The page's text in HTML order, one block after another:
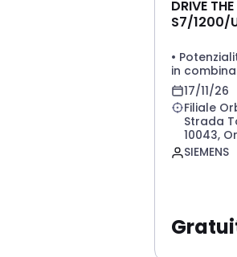
DRIVE
S7/1200/
•
in
Basic Panel
• Demo
1200 G2
•
operativa
• Gestione
•
•
17/11/26
Filiale
Strada
10043,
SIEMENS